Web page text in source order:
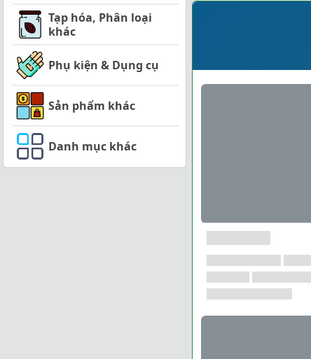
Tạp hóa, Phân loại
khác
Phụ kiện & Dụng cụ
Sản phẩm khác
Danh mục khác